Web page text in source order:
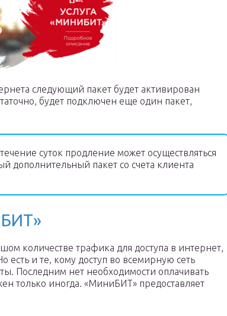
следующий пакет будет активирован
будет подключен еще один пакет,
суток продление может осуществляться
дополнительный пакет со счета клиента
количестве трафика для доступа в интернет,
есть и те, кому доступ во всемирную сеть
Последним нет необходимости оплачивать
только иногда. «МиниБИТ» предоставляет